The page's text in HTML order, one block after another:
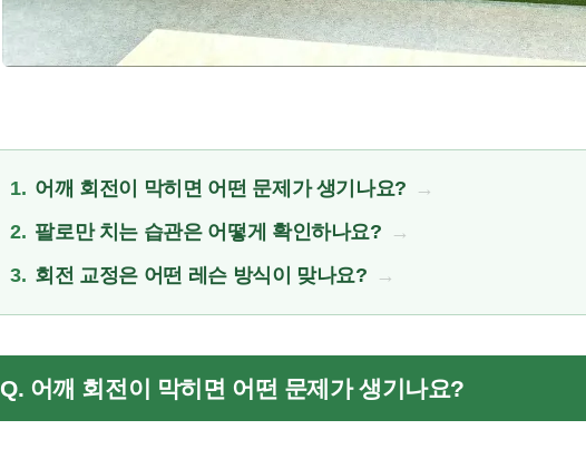
1. 어깨 회전이 막히면 어떤 문제가 생기나요?
2. 팔로만 치는 습관은 어떻게 확인하나요?
3. 회전 교정은 어떤 레슨 방식이 맞나요?
Q. 어깨 회전이 막히면 어떤 문제가 생기나요?